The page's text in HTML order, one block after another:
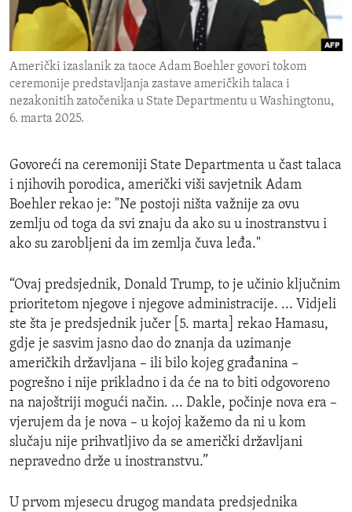
ENVIRONMENT AND HEALTH
IDEALS AND INSTITUTIONS
Američki izaslanik za taoce Adam Boehler govori tokom
ceremonije predstavljanja zastave američkih talaca i
nezakonitih zatočenika u State Departmentu u Washingtonu,
6. marta 2025.
Govoreći na ceremoniji State Departmenta u čast talaca
i njihovih porodica, američki viši savjetnik Adam
Boehler rekao je: "Ne postoji ništa važnije za ovu
zemlju od toga da svi znaju da ako su u inostranstvu i
ako su zarobljeni da im zemlja čuva leđa."
“Ovaj predsjednik, Donald Trump, to je učinio ključnim
prioritetom njegove i njegove administracije. ... Vidjeli
ste šta je predsjednik jučer [5. marta] rekao Hamasu,
gdje je sasvim jasno dao do znanja da uzimanje
američkih državljana – ili bilo kojeg građanina –
pogrešno i nije prikladno i da će na to biti odgovoreno
na najoštriji mogući način. ... Dakle, počinje nova era –
vjerujem da je nova – u kojoj kažemo da ni u kom
slučaju nije prihvatljivo da se američki državljani
nepravedno drže u inostranstvu.”
U prvom mjesecu drugog mandata predsjednika